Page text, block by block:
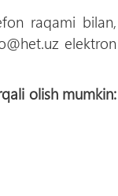
raqami bilan,
elektron
olish mumkin: